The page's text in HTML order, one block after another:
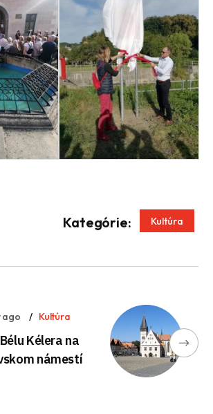
Kategórie: Kultúra
ago Kultúra
Kélera na
námestí